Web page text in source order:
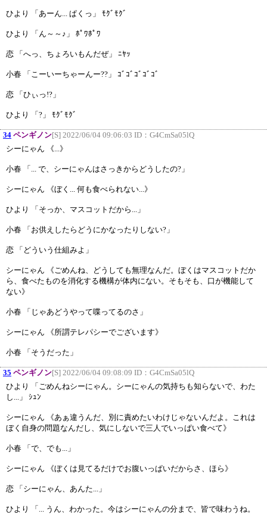
ひより 「あーん... ぱくっ」 ﾓｸﾞﾓｸﾞ
ひより 「ん～～♪」 ﾎﾟﾜﾎﾟﾜ
恋 「へっ、ちょろいもんだぜ」 ﾆﾔｯ
小春 「こーいーちゃーんー??」 ｺﾞｺﾞｺﾞｺﾞｺﾞ
恋 「ひぃっ!?」
ひより 「?」 ﾓｸﾞﾓｸﾞ
34 ペンギノン[S] 2022/06/04 09:06:03 ID： G4CmSa05lQ
シーにゃん 《...》
小春 「... で、シーにゃんはさっきからどうしたの?」
シーにゃん 《ぼく... 何も食べられない...》
ひより 「そっか、マスコットだから...」
小春 「お供えしたらどうにかなったりしない?」
恋 「どういう仕組みよ」
シーにゃん 《ごめんね、どうしても無理なんだ。ぼくはマスコットだか
ら、食べたものを消化する機構が体内にない。そもそも、口が機能して
ない》
小春 「じゃあどうやって喋ってるのさ」
シーにゃん 《所謂テレパシーでございます》
小春 「そうだった」
35 ペンギノン[S] 2022/06/04 09:08:09 ID： G4CmSa05lQ
ひより 「ごめんねシーにゃん。シーにゃんの気持ちも知らないで、わた
し...」 ｼｭﾝ
シーにゃん 《あぁ違うんだ、別に責めたいわけじゃないんだよ。これは
ぼく自身の問題なんだし、気にしないで三人でいっぱい食べて》
小春 「で、でも...」
シーにゃん 《ぼくは見てるだけでお腹いっぱいだからさ、ほら》
恋 「シーにゃん、あんた...」
ひより 「... うん、わかった。今はシーにゃんの分まで、皆で味わうね。